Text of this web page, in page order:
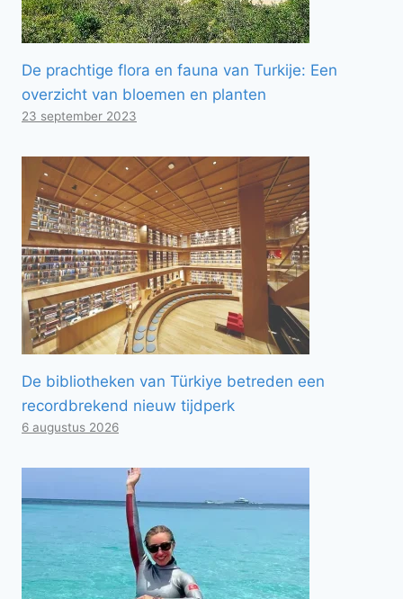
De prachtige flora en fauna van Turkije: Een
overzicht van bloemen en planten
23 september 2023
De bibliotheken van Türkiye betreden een
recordbrekend nieuw tijdperk
6 augustus 2026